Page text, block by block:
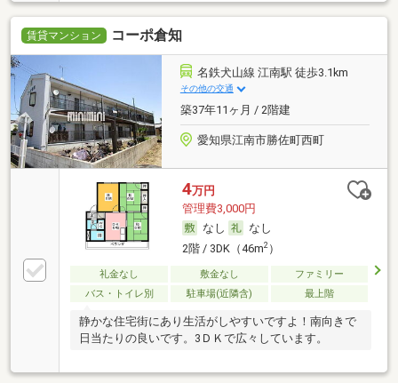
賃貸マンション コーポ倉知
名鉄犬山線 江南駅 徒歩3.1km
その他の交通
築37年11ヶ月 / 2階建
愛知県江南市勝佐町西町
4万円
管理費3,000円
なし
なし
2階 / 3DK（46m2）
礼金なし 敷金なし
ファミリー
バス・トイレ別
駐車場(近隣含) 最上階
静かな住宅街にあり生活がしやすいですよ！南向きで
日当たりの良いです。3ＤＫで広々しています。